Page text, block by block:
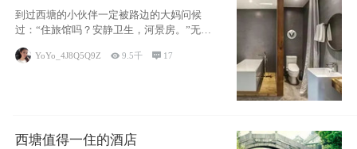
到过西塘的小伙伴一定被路边的大妈问候
过：“住旅馆吗？安静卫生，河景房。”无意
YoYo_4J8Q5Q9Z 9.5千  17
西塘值得一住的酒店